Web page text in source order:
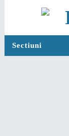
Sectiuni